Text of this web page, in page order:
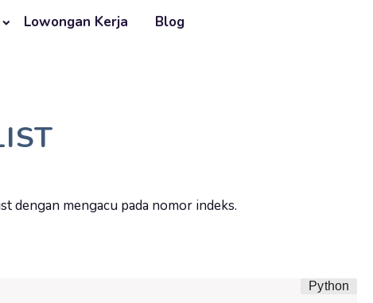
Lowongan Kerja Blog
dengan mengacu pada nomor indeks.